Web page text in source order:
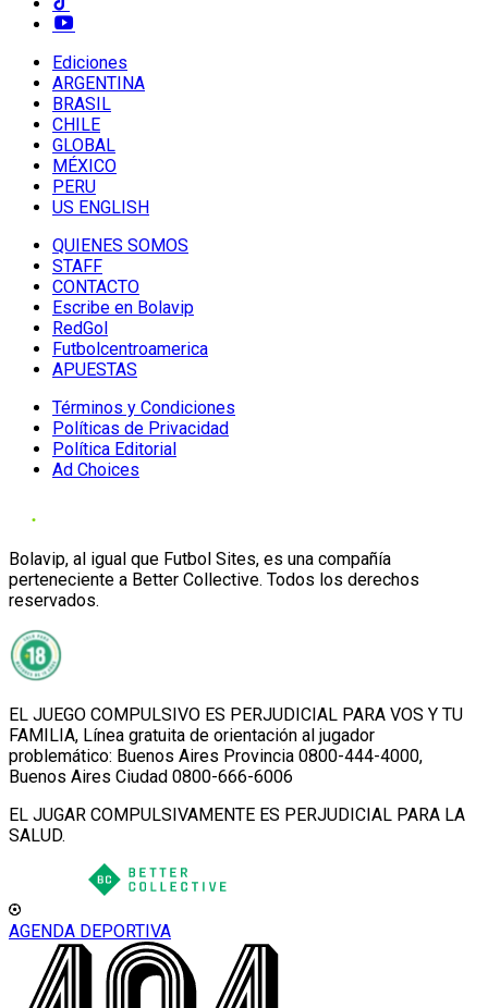
Ediciones
ARGENTINA
BRASIL
CHILE
GLOBAL
MÉXICO
PERU
US ENGLISH
QUIENES SOMOS
STAFF
CONTACTO
Escribe en Bolavip
RedGol
Futbolcentroamerica
APUESTAS
Términos y Condiciones
Políticas de Privacidad
Política Editorial
Ad Choices
Bolavip, al igual que Futbol Sites, es una compañía
perteneciente a Better Collective. Todos los derechos
reservados.
EL JUEGO COMPULSIVO ES PERJUDICIAL PARA VOS Y TU
FAMILIA, Línea gratuita de orientación al jugador
problemático: Buenos Aires Provincia 0800-444-4000,
Buenos Aires Ciudad 0800-666-6006
EL JUGAR COMPULSIVAMENTE ES PERJUDICIAL PARA LA
SALUD.
AGENDA DEPORTIVA